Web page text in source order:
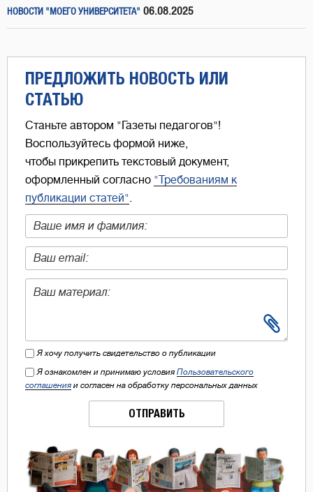
НОВОСТИ "МОЕГО УНИВЕРСИТЕТА" 06.08.2025
ПРЕДЛОЖИТЬ НОВОСТЬ ИЛИ
СТАТЬЮ
Станьте автором "Газеты педагогов"!
Воспользуйтесь формой ниже,
чтобы прикрепить текстовый документ,
оформленный согласно "Требованиям к
публикации статей".
Я хочу получить свидетельство о публикации
Я ознакомлен и принимаю условия Пользовательского
соглашения и согласен на обработку персональных данных
ОТПРАВИТЬ